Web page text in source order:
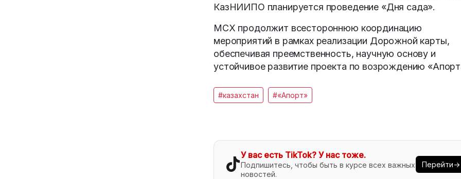
КазНИИПО планируется проведение «Дня сада».
МСХ продолжит всестороннюю координацию
мероприятий в рамках реализации Дорожной карты,
обеспечивая преемственность, научную основу и
устойчивое развитие проекта по возрождению
#казахстан #«Апорт»
У вас есть TikTok? У нас тоже.
Подпишитесь, чтобы быть в курсе всех важных
новостей.
Перейти→